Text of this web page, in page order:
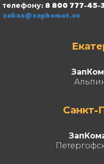
телефону: 8 800 777-45-
zakaz@zapkomat.su
Санкт-